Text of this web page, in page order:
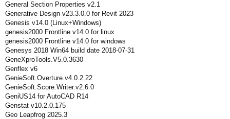
General Section Properties v2.1
Generative Design v23.3.0.0 for Revit 2023
Genesis v14.0 (Linux+Windows)
genesis2000 Frontline v14.0 for linux
genesis2000 Frontline v14.0 for windows
Genesys 2018 Win64 build date 2018-07-31
GeneXproTools.V5.0.3630
Genflex v6
GenieSoft.Overture.v4.0.2.22
GenieSoft.Score.Writer.v2.6.0
GeniUS14 for AutoCAD R14
Genstat v10.2.0.175
Geo Leapfrog 2025.3